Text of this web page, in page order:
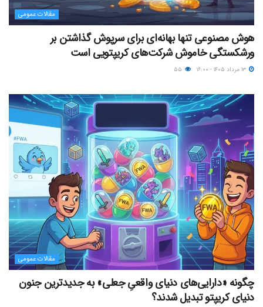
مقالات عمومی
هوش مصنوعی تنها بهانه‌ای برای سرپوش گذاشتن بر
ورشکستگی خاموش شرکت‌های کریپتویی است
مقالات عمومی
چگونه «دارایی‌های دنیای واقعیِ جعلی» به جدیدترین جنون
دنیای کریپتو تبدیل شدند؟